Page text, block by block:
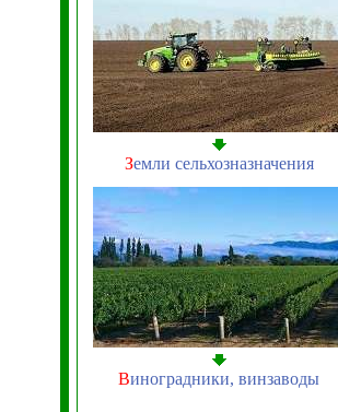
Земли сельхозназначения
Виноградники, винзаводы